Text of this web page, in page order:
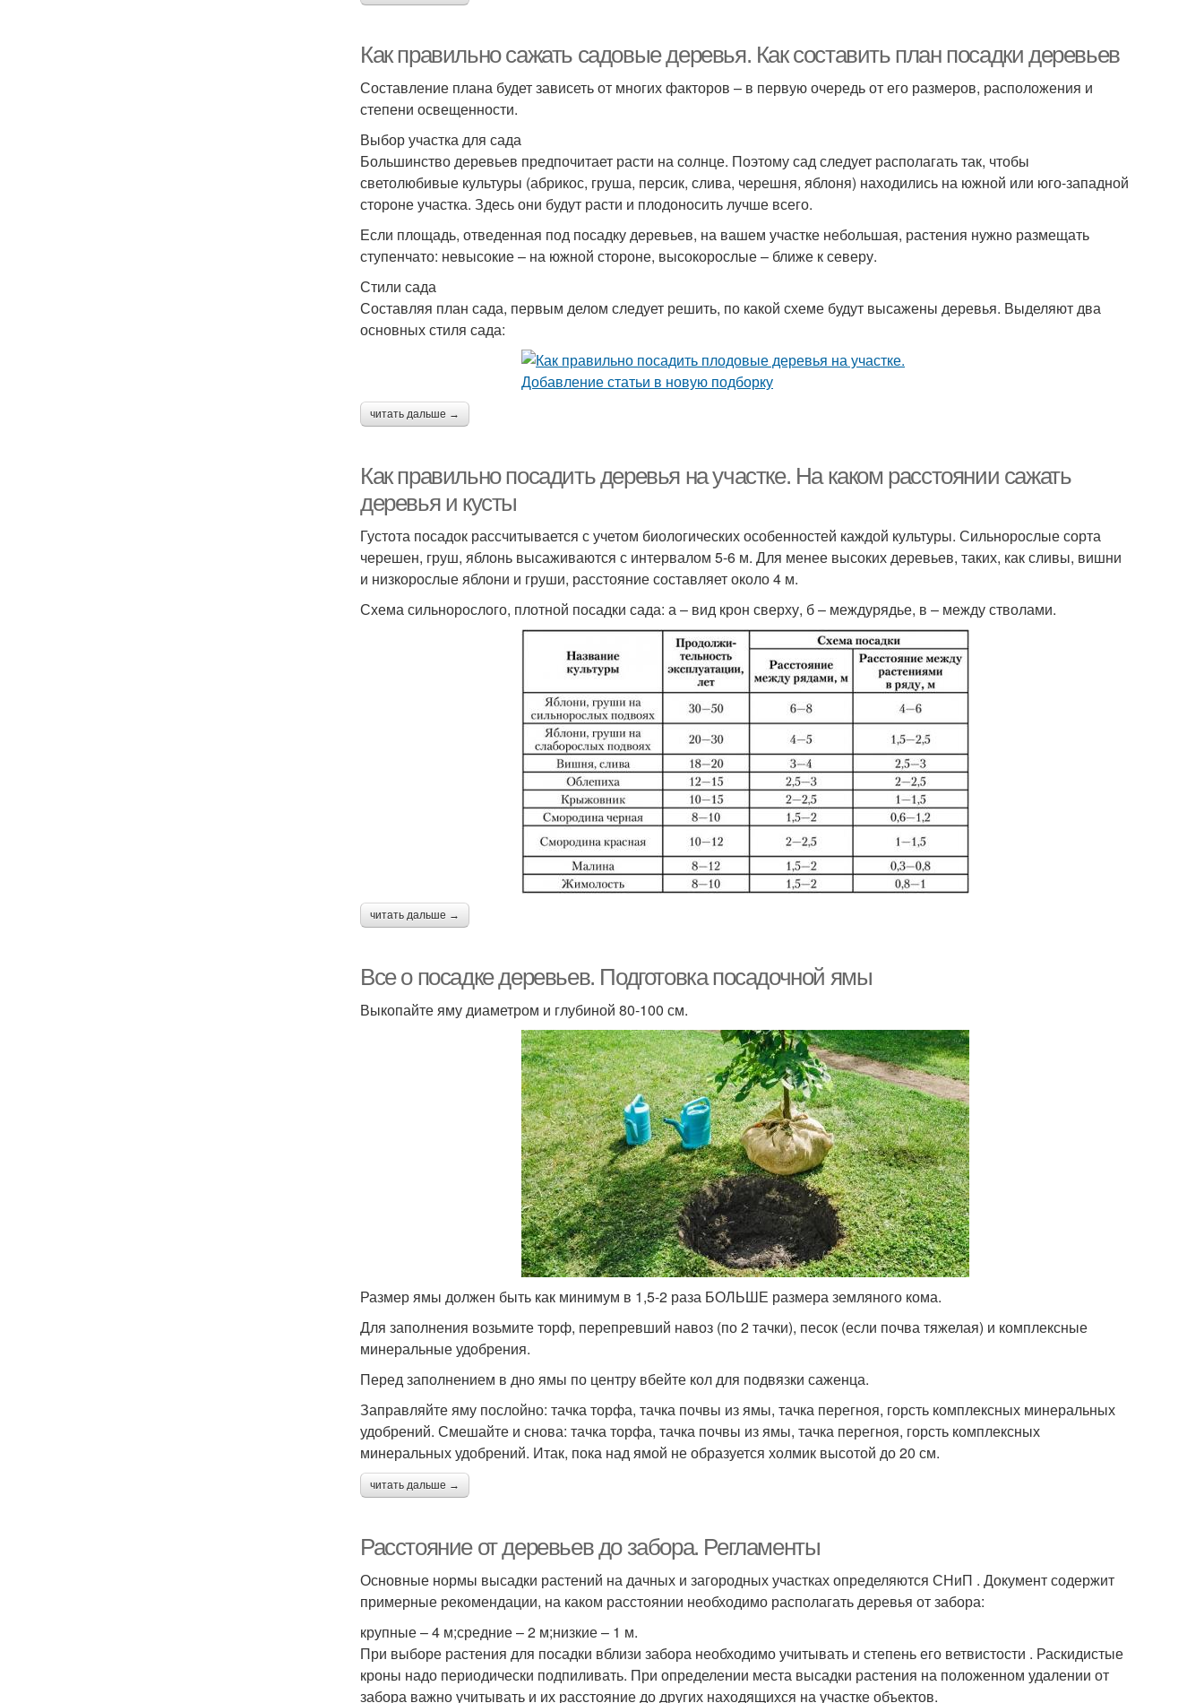
Как правильно сажать садовые деревья. Как составить план посадки деревьев
Составление плана будет зависеть от многих факторов – в первую очередь от его размеров, расположения и
степени освещенности.
Выбор участка для сада
Большинство деревьев предпочитает расти на солнце. Поэтому сад следует располагать так, чтобы
светолюбивые культуры (абрикос, груша, персик, слива, черешня, яблоня) находились на южной или юго-западной
стороне участка. Здесь они будут расти и плодоносить лучше всего.
Если площадь, отведенная под посадку деревьев, на вашем участке небольшая, растения нужно размещать
ступенчато: невысокие – на южной стороне, высокорослые – ближе к северу.
Стили сада
Составляя план сада, первым делом следует решить, по какой схеме будут высажены деревья. Выделяют два
основных стиля сада:
читать дальше →
Как правильно посадить деревья на участке. На каком расстоянии сажать
деревья и кусты
Густота посадок рассчитывается с учетом биологических особенностей каждой культуры. Сильнорослые сорта
черешен, груш, яблонь высаживаются с интервалом 5-6 м. Для менее высоких деревьев, таких, как сливы, вишни
и низкорослые яблони и груши, расстояние составляет около 4 м.
Схема сильнорослого, плотной посадки сада: а – вид крон сверху, б – междурядье, в – между стволами.
читать дальше →
Все о посадке деревьев. Подготовка посадочной ямы
Выкопайте яму диаметром и глубиной 80-100 см.
Размер ямы должен быть как минимум в 1,5-2 раза БОЛЬШЕ размера земляного кома.
Для заполнения возьмите торф, перепревший навоз (по 2 тачки), песок (если почва тяжелая) и комплексные
минеральные удобрения.
Перед заполнением в дно ямы по центру вбейте кол для подвязки саженца.
Заправляйте яму послойно: тачка торфа, тачка почвы из ямы, тачка перегноя, горсть комплексных минеральных
удобрений. Смешайте и снова: тачка торфа, тачка почвы из ямы, тачка перегноя, горсть комплексных
минеральных удобрений. Итак, пока над ямой не образуется холмик высотой до 20 см.
читать дальше →
Расстояние от деревьев до забора. Регламенты
Основные нормы высадки растений на дачных и загородных участках определяются СНиП . Документ содержит
примерные рекомендации, на каком расстоянии необходимо располагать деревья от забора:
крупные – 4 м;средние – 2 м;низкие – 1 м.
При выборе растения для посадки вблизи забора необходимо учитывать и степень его ветвистости . Раскидистые
кроны надо периодически подпиливать. При определении места высадки растения на положенном удалении от
забора важно учитывать и их расстояние до других находящихся на участке объектов.